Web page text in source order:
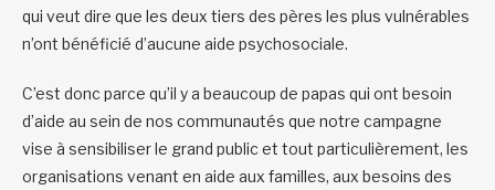
qui veut dire que les deux tiers des pères les plus vulnérables
n’ont bénéficié d’aucune aide psychosociale.
C’est donc parce qu’il y a beaucoup de papas qui ont besoin
d’aide au sein de nos communautés que notre campagne
vise à sensibiliser le grand public et tout particulièrement, les
organisations venant en aide aux familles, aux besoins des